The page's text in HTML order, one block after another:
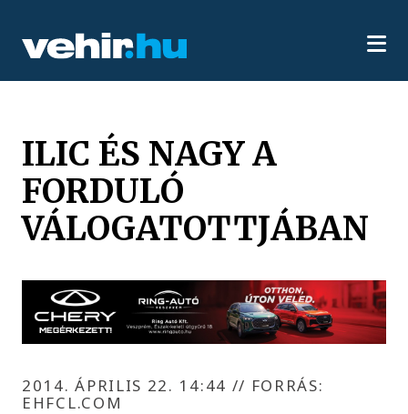
ILIC ÉS NAGY A
FORDULÓ
VÁLOGATOTTJÁBAN
2014. ÁPRILIS 22. 14:44 // FORRÁS:
EHFCL.COM